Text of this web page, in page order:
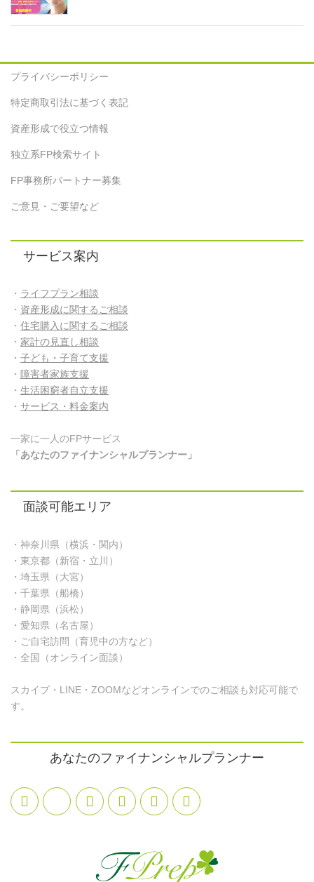
プライバシーポリシー
特定商取引法に基づく表記
資産形成で役立つ情報
独立系FP検索サイト
FP事務所パートナー募集
ご意見・ご要望など
サービス案内
・ ライフプラン相談
・ 資産形成に関するご相談
・ 住宅購入に関するご相談
・ 家計の見直し相談
・ 子ども・子育て支援
・ 障害者家族支援
・ 生活困窮者自立支援
・ サービス・料金案内
一家に一人のFPサービス
「あなたのファイナンシャルプランナー」
面談可能エリア
・神奈川県（横浜・関内）
・東京都（新宿・立川）
・埼玉県（大宮）
・千葉県（船橋）
・静岡県（浜松）
・愛知県（名古屋）
・ご自宅訪問（育児中の方など）
・全国（オンライン面談）
スカイプ・LINE・ZOOMなどオンラインでのご相談も対応可能で
す。
あなたのファイナンシャルプランナー